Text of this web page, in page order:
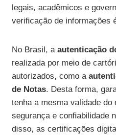
legais, acadêmicos e
verificação de informações
No Brasil, a autenticação
realizada por meio de
autorizados, como a
de Notas. Desta forma,
tenha a mesma validade do
segurança e confiabilidade
disso, as certificações